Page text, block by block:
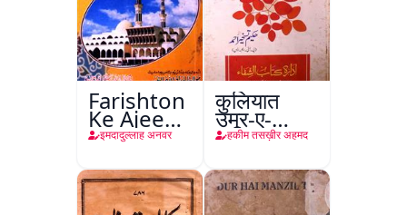
Farishton
Ke Ajeeb
Halat
इमदादुल्लाह अनवर
कुलियात
उमूर-ए-
तबीइया
हकीम तसख़ीर अहमद